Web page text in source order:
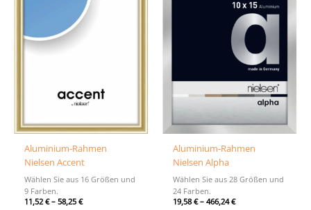
Aluminium-Rahmen
Nielsen Accent
Wählen Sie aus 16 Größen und
9 Farben.
11,52€–58,25€
Aluminium-Rahmen
Nielsen Alpha
Wählen Sie aus 28 Größen und
24 Farben.
19,58€–466,24€